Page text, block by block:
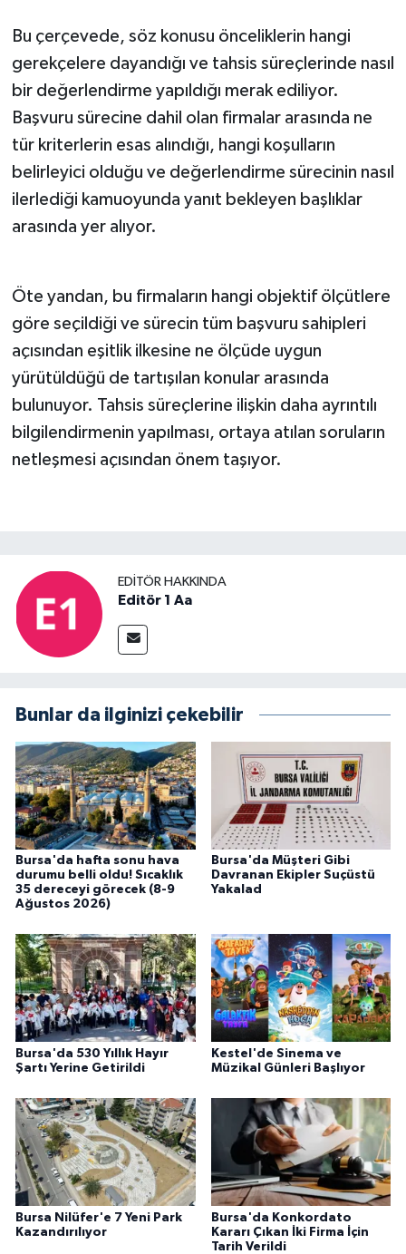
Bu çerçevede, söz konusu önceliklerin hangi
gerekçelere dayandığı ve tahsis süreçlerinde nasıl
bir değerlendirme yapıldığı merak ediliyor.
Başvuru sürecine dahil olan firmalar arasında ne
tür kriterlerin esas alındığı, hangi koşulların
belirleyici olduğu ve değerlendirme sürecinin nasıl
ilerlediği kamuoyunda yanıt bekleyen başlıklar
arasında yer alıyor.
Öte yandan, bu firmaların hangi objektif ölçütlere
göre seçildiği ve sürecin tüm başvuru sahipleri
açısından eşitlik ilkesine ne ölçüde uygun
yürütüldüğü de tartışılan konular arasında
bulunuyor. Tahsis süreçlerine ilişkin daha ayrıntılı
bilgilendirmenin yapılması, ortaya atılan soruların
netleşmesi açısından önem taşıyor.
EDITÖR HAKKINDA
Editör 1 Aa
Bunlar da ilginizi çekebilir
Bursa'da hafta sonu hava
durumu belli oldu! Sıcaklık
35 dereceyi görecek (8-9
Ağustos 2026)
Bursa'da Müşteri Gibi
Davranan Ekipler Suçüstü
Yakalad
Bursa'da 530 Yıllık Hayır
Şartı Yerine Getirildi
Kestel'de Sinema ve
Müzikal Günleri Başlıyor
Bursa Nilüfer'e 7 Yeni Park
Kazandırılıyor
Bursa'da Konkordato
Kararı Çıkan İki Firma İçin
Tarih Verildi